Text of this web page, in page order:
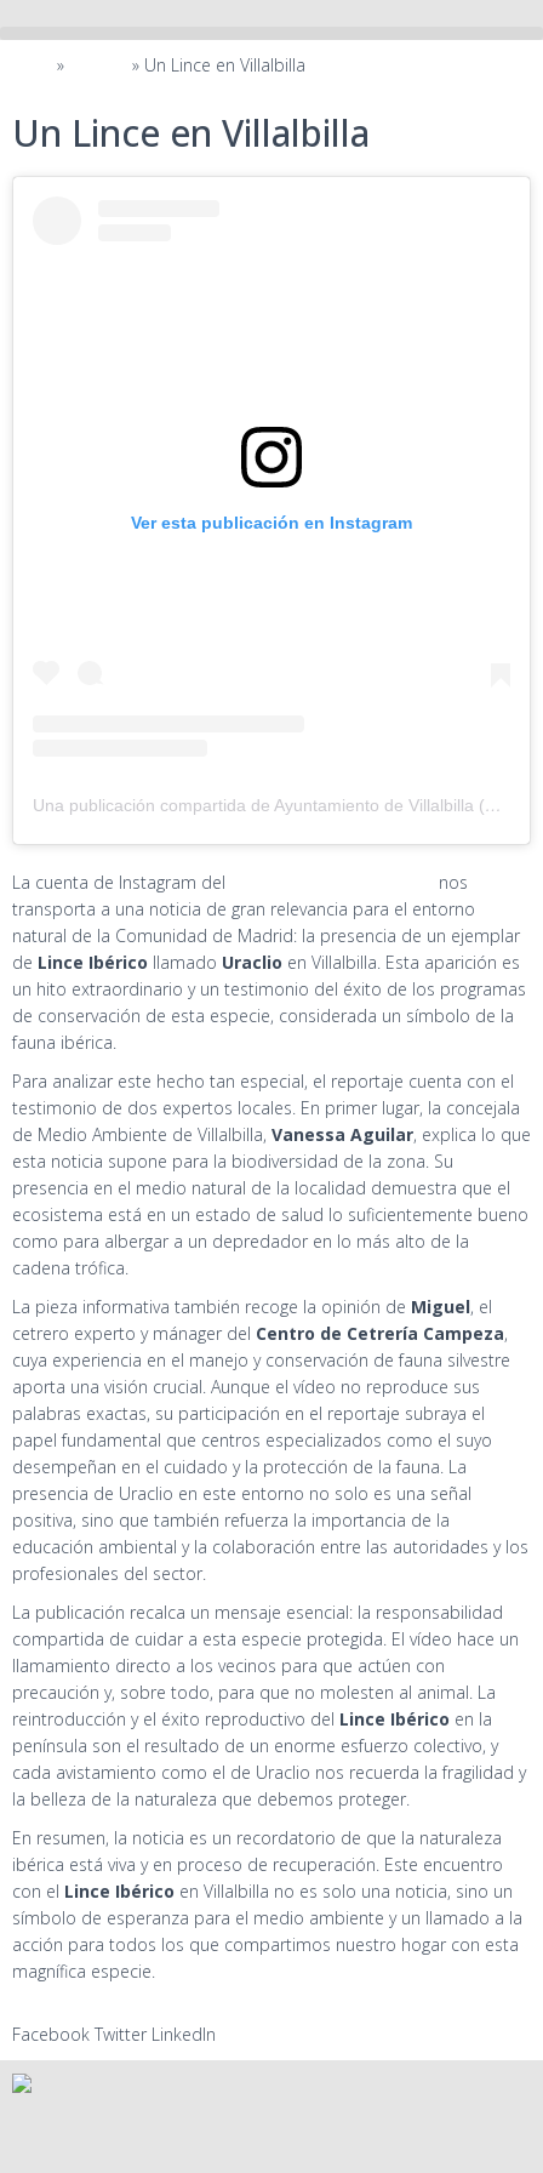
» » Un Lince en Villalbilla
Un Lince en Villalbilla
Ver esta publicación en Instagram
Una publicación compartida de Ayuntamiento de Villalbilla (@ayuntamientovillalbilla)
La cuenta de Instagram del
nos
transporta a una noticia de gran relevancia para el entorno
natural de la Comunidad de Madrid: la presencia de un ejemplar
de Lince Ibérico llamado Uraclio en Villalbilla. Esta aparición es
un hito extraordinario y un testimonio del éxito de los programas
de conservación de esta especie, considerada un símbolo de la
fauna ibérica.
Para analizar este hecho tan especial, el reportaje cuenta con el
testimonio de dos expertos locales. En primer lugar, la concejala
de Medio Ambiente de Villalbilla, Vanessa Aguilar, explica lo que
esta noticia supone para la biodiversidad de la zona. Su
presencia en el medio natural de la localidad demuestra que el
ecosistema está en un estado de salud lo suficientemente bueno
como para albergar a un depredador en lo más alto de la
cadena trófica.
La pieza informativa también recoge la opinión de Miguel, el
cetrero experto y mánager del Centro de Cetrería Campeza,
cuya experiencia en el manejo y conservación de fauna silvestre
aporta una visión crucial. Aunque el vídeo no reproduce sus
palabras exactas, su participación en el reportaje subraya el
papel fundamental que centros especializados como el suyo
desempeñan en el cuidado y la protección de la fauna. La
presencia de Uraclio en este entorno no solo es una señal
positiva, sino que también refuerza la importancia de la
educación ambiental y la colaboración entre las autoridades y los
profesionales del sector.
La publicación recalca un mensaje esencial: la responsabilidad
compartida de cuidar a esta especie protegida. El vídeo hace un
llamamiento directo a los vecinos para que actúen con
precaución y, sobre todo, para que no molesten al animal. La
reintroducción y el éxito reproductivo del Lince Ibérico en la
península son el resultado de un enorme esfuerzo colectivo, y
cada avistamiento como el de Uraclio nos recuerda la fragilidad y
la belleza de la naturaleza que debemos proteger.
En resumen, la noticia es un recordatorio de que la naturaleza
ibérica está viva y en proceso de recuperación. Este encuentro
con el Lince Ibérico en Villalbilla no es solo una noticia, sino un
símbolo de esperanza para el medio ambiente y un llamado a la
acción para todos los que compartimos nuestro hogar con esta
magnífica especie.
Facebook Twitter LinkedIn